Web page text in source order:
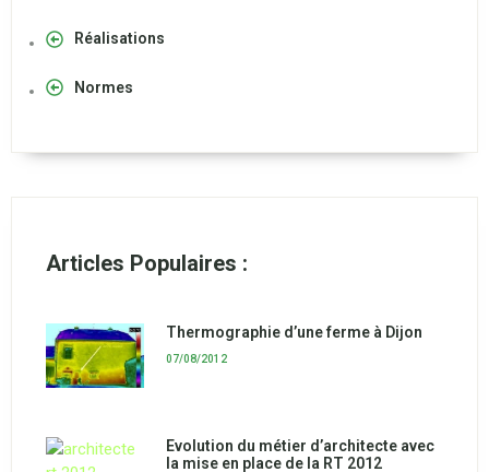
Réalisations
Normes
Articles Populaires :
Thermographie d’une ferme à Dijon
07/08/2012
Evolution du métier d’architecte avec
la mise en place de la RT 2012